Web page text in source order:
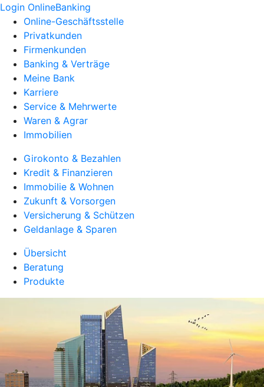
Login OnlineBanking
Online-Geschäftsstelle
Privatkunden
Firmenkunden
Banking & Verträge
Meine Bank
Karriere
Service & Mehrwerte
Waren & Agrar
Immobilien
Girokonto & Bezahlen
Kredit & Finanzieren
Immobilie & Wohnen
Zukunft & Vorsorgen
Versicherung & Schützen
Geldanlage & Sparen
Übersicht
Beratung
Produkte